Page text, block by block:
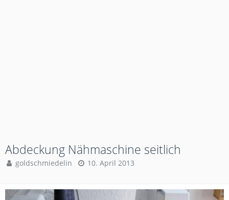
Abdeckung Nähmaschine seitlich
goldschmiedelin 10. April 2013